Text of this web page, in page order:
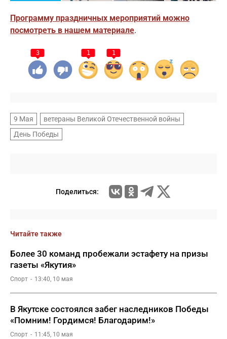
Программу праздничных мероприятий можно
посмотреть в нашем материале.
3 1 1
9 Мая
ветераны Великой Отечественной войны
День Победы
Поделиться:
Читайте также
Более 30 команд пробежали эстафету на призы
газеты «Якутия»
Спорт 13:40, 10 мая
В Якутске состоялся забег наследников Победы
«Помним! Гордимся! Благодарим!»
Спорт 11:45, 10 мая